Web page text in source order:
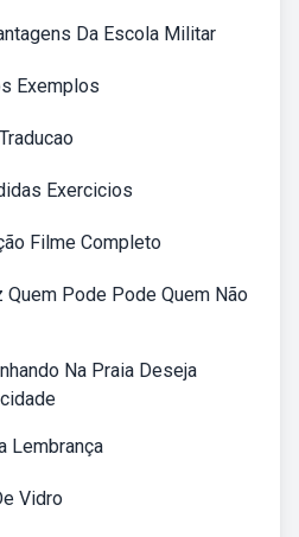
Da Escola Militar
Exemplos
Exercicios
Filme Completo
Pode Pode Quem Não
Na Praia Deseja
Lembrança
Vidro